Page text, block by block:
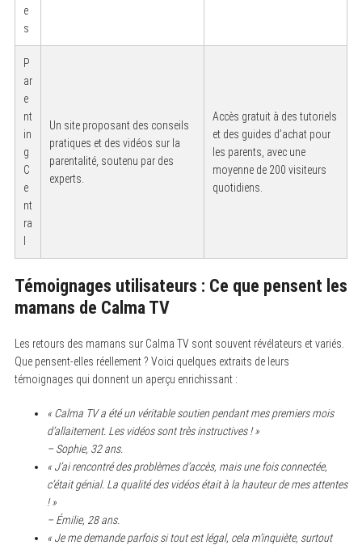
e
s
P
ar
e
nt
in
g
C
e
nt
ra
Un site proposant des conseils
pratiques et des vidéos sur la
parentalité, soutenu par des
experts.
Accès gratuit à des tutoriels
et des guides d’achat pour
les parents, avec une
moyenne de 200 visiteurs
quotidiens.
Témoignages utilisateurs : Ce que pensent les
mamans de Calma TV
Les retours des mamans sur Calma TV sont souvent révélateurs et variés.
Que pensent-elles réellement ? Voici quelques extraits de leurs
témoignages qui donnent un aperçu enrichissant :
« Calma TV a été un véritable soutien pendant mes premiers mois
d’allaitement. Les vidéos sont très instructives ! »
– Sophie, 32 ans.
« J’ai rencontré des problèmes d’accès, mais une fois connectée,
c’était génial. La qualité des vidéos était à la hauteur de mes attentes
! »
– Émilie, 28 ans.
« Je me demande parfois si tout est légal, cela m’inquiète, surtout